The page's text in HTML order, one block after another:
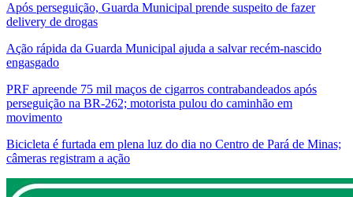
Após perseguição, Guarda Municipal prende suspeito de fazer
delivery de drogas
Ação rápida da Guarda Municipal ajuda a salvar recém-nascido
engasgado
PRF apreende 75 mil maços de cigarros contrabandeados após
perseguição na BR-262; motorista pulou do caminhão em
movimento
Bicicleta é furtada em plena luz do dia no Centro de Pará de Minas;
câmeras registram a ação